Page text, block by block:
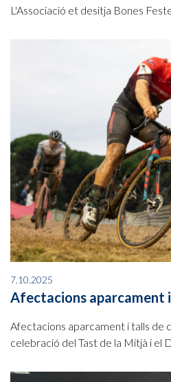
L'Associació et desitja Bones
7.10.2025
Afectacions aparcament
Afectacions aparcament i talls de
celebració del Tast de la Mitjà i el